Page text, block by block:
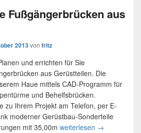
Fußgängerbrücken aus
2013von fritz
und errichten für Sie
aus Gerüstteilen. Die
Haue mittels CAD-Programm für
und Behelfsbrücken.
zu Ihrem Projekt am Telefon, per E-
moderner Gerüstbau-Sonderteile
mit 35,00m weiterlesen →